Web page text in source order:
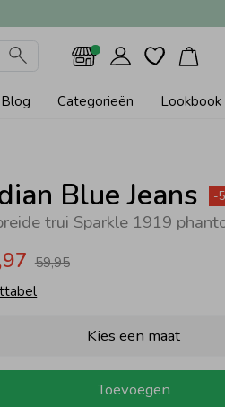
Blog Categorieën Lookbook
Blue Jeans
trui Sparkle 1919
-
59,95
Kies een maat
Toevoegen